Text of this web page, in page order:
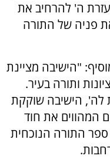
ה' להרחיב את
פניה של התורה
"הישיבה מציינת
ציונות ותורה בעיר.
לה', הישיבה שוקקת
מצוינים המהווים את חוד
התורה הנוכחית